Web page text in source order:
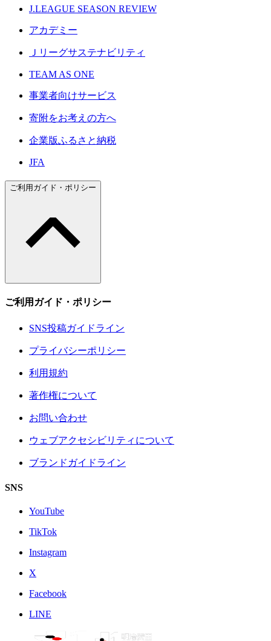
J.LEAGUE SEASON REVIEW
アカデミー
Ｊリーグサステナビリティ
TEAM AS ONE
事業者向けサービス
寄附をお考えの方へ
企業版ふるさと納税
JFA
ご利用ガイド・ポリシー
ご利用ガイド・ポリシー
SNS投稿ガイドライン
プライバシーポリシー
利用規約
著作権について
お問い合わせ
ウェブアクセシビリティについて
ブランドガイドライン
SNS
YouTube
TikTok
Instagram
X
Facebook
LINE